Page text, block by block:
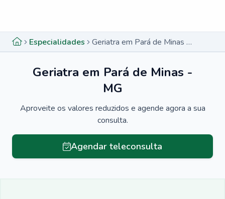
Especialidades Geriatra em Pará de Minas - MG
Geriatra em Pará de Minas -
MG
Aproveite os valores reduzidos e agende agora a sua
consulta.
Agendar teleconsulta